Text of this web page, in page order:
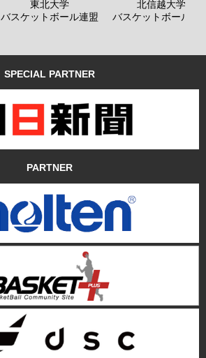
東北大学
バスケットボール連盟
北信越大学
バスケットボール連
SPECIAL PARTNER
PARTNER